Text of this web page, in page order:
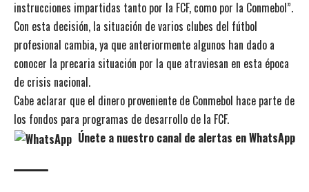
instrucciones impartidas tanto por la FCF, como por la Conmebol”.
Con esta decisión, la situación de varios clubes del fútbol
profesional cambia, ya que anteriormente algunos han dado a
conocer la precaria situación por la que atraviesan en esta época
de crisis nacional.
Cabe aclarar que el dinero proveniente de Conmebol hace parte de
los fondos para programas de desarrollo de la FCF.
Únete a nuestro canal de alertas en WhatsApp